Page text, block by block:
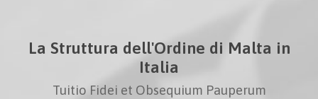
La Struttura dell'Ordine di Malta in
Italia
Tuitio Fidei et Obsequium Pauperum